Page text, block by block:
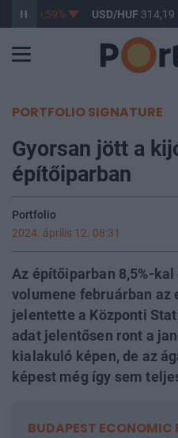
-0,59% USD/HUF314,19
PORTFOLIO SIGNATURE
Gyorsan jött a
építőiparban
Portfolio
2024. április 12. 08:31
Az építőiparban 8,5%-
volumene februárban az
jelentette a Központi
adat jelentősen ront a
kialakuló képen, de az
képest még így sem
BUDAPEST